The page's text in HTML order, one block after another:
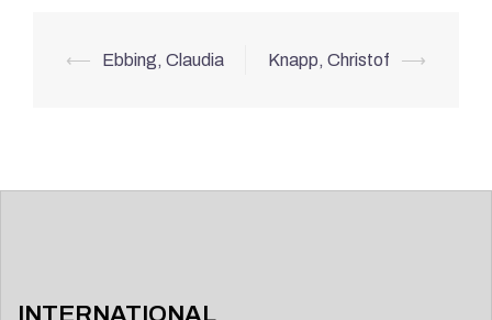
Beitrags-
⟵ Ebbing, Claudia Knapp, Christof ⟶
INTERNATIONAL